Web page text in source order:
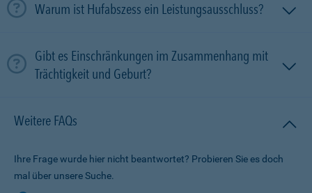
Warum ist Hufabszess ein Leistungsausschluss?
Gibt es Einschränkungen im Zusammenhang mit
Trächtigkeit und Geburt?
Weitere FAQs
Ihre Frage wurde hier nicht beantwortet? Probieren Sie es doch
mal über unsere Suche.